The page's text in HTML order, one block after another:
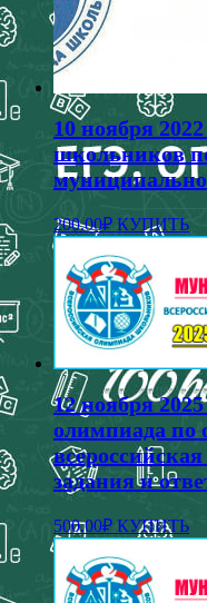
10 ноября
школьников
200.00₽ КУПИТЬ
12 ноября
олимпиада по
задания и
500.00₽ КУПИТЬ